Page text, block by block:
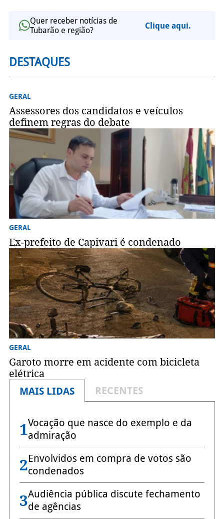
Quer receber notícias de
Tubarão e região?
Clique aqui.
DESTAQUES
GERAL
Assessores dos candidatos e veículos
definem regras do debate
GERAL
Ex-prefeito de Capivari é condenado
GERAL
Garoto morre em acidente com bicicleta
elétrica
MAIS LIDAS
RECENTES
1Vocação que nasce do exemplo e da
admiração
2Envolvidos em compra de votos são
condenados
3Audiência pública discute fechamento
de agências